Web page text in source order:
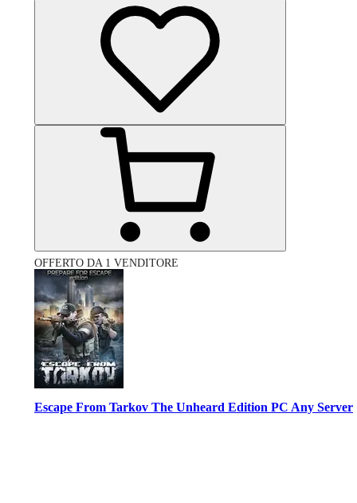
OFFERTO DA 1 VENDITORE
Escape From Tarkov The Unheard Edition PC Any Server